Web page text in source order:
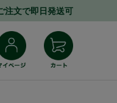
文で即日発送可